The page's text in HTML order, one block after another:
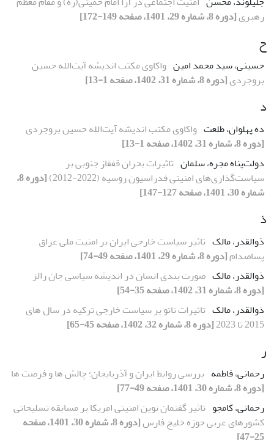
رهبری[دوره 8، شماره 29، 1401، صفحه 149-172]
ح
حسینی، سید محمد امین واکاوی مکتب اندیشه آیت‌الله حسین
بروجردی[دوره 8، شماره 31، 1402، صفحه 1-13]
د
ده پهلوان، طلعت واکاوی مکتب اندیشه آیت‌الله حسین بروجردی
[دوره 8، شماره 31، 1402، صفحه 1-13]
دولت‌پناه مجره، سلمان تاثیرات بحران قفقاز جنوبی بر
سیاست‌گذاری‌‌های امنیتی فدراسیون روسیه (2022-2012)
[دوره 8،
شماره 30، 1401، صفحه 127-147]
ذ
ذوالقدر، مالک تاثیر سیاست خارجی ایران بر امنیت ملی عراق
پساصدام[دوره 8، شماره 29، 1401، صفحه 49-74]
ذوالقدر، مالک صورت بندی انسان در اندیشه سیاسی جان رالز
[دوره 8، شماره 31، 1402، صفحه 35-54]
ذوالقدر، مالک تاثیرات ناتو بر سیاست خارجی ترکیه در سال های
2015 تا 2023
[دوره 8، شماره 32، 1402، صفحه 45-65]
ر
رحمانی، فاطمه بررسی روابط ایران و آذربایجان؛ چالش ها و فرصت ها
[دوره 8، شماره 30، 1401، صفحه 49-77]
رحمانی، کامجو تاثیر گفتمان نوین امنیتی امریکا بر مسابقه تسلیحاتی
کشورهای عربی حوزه خلیج فارس
[دوره 8، شماره 30، 1401، صفحه